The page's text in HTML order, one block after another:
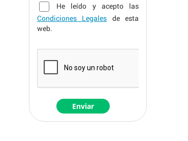
He leído y acepto las
Condiciones Legales de esta
web.